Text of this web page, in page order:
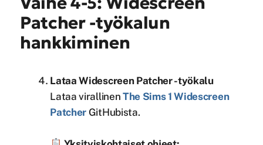
Patcher -työkalun
hankkiminen
Lataa Widescreen Patcher -työkalu
Lataa virallinen The Sims 1 Widescreen
Patcher GitHubista.